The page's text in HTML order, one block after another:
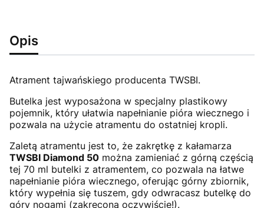
Opis
Atrament tajwańskiego producenta TWSBI.
Butelka jest wyposażona w specjalny plastikowy
pojemnik, który ułatwia napełnianie pióra wiecznego i
pozwala na użycie atramentu do ostatniej kropli.
Zaletą atramentu jest to, że zakrętkę z kałamarza
TWSBI Diamond 50 można zamieniać z górną częścią
tej 70 ml butelki z atramentem, co pozwala na łatwe
napełnianie pióra wiecznego, oferując górny zbiornik,
który wypełnia się tuszem, gdy odwracasz butelkę do
góry nogami (zakręconą oczywiście!).